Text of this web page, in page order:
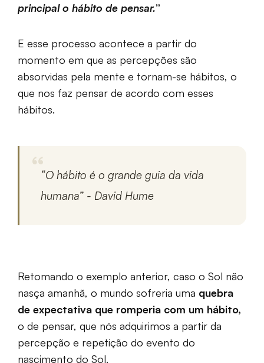
principal o hábito de pensar.”
E esse processo acontece a partir do
momento em que as percepções são
absorvidas pela mente e tornam-se hábitos, o
que nos faz pensar de acordo com esses
hábitos.
“O hábito é o grande guia da vida
humana” - David Hume
Retomando o exemplo anterior, caso o Sol não
nasça amanhã, o mundo sofreria uma quebra
de expectativa que romperia com um hábito,
o de pensar, que nós adquirimos a partir da
percepção e repetição do evento do
nascimento do Sol.